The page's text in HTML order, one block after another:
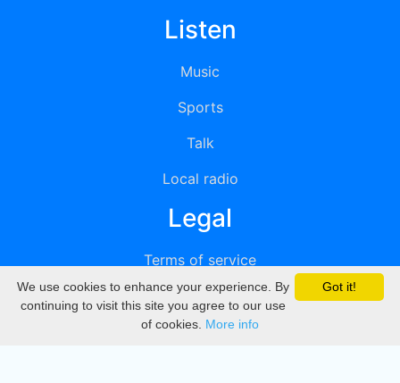
Listen
Music
Sports
Talk
Local radio
Legal
Terms of service
Privacy
DMCA
Got it!
We use cookies to enhance your experience. By
continuing to visit this site you agree to our use
of cookies. More info